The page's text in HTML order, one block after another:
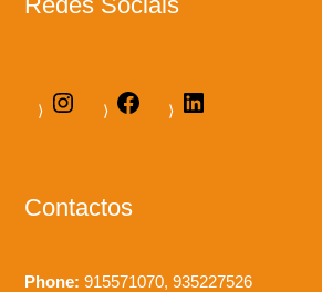
Contactos
Phone: 915571070, 935227526